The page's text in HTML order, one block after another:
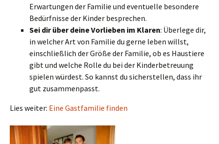
Erwartungen der Familie und eventuelle besondere
Bedürfnisse der Kinder besprechen.
Sei dir über deine Vorlieben im Klaren: Überlege dir,
in welcher Art von Familie du gerne leben willst,
einschließlich der Größe der Familie, ob es Haustiere
gibt und welche Rolle du bei der Kinderbetreuung
spielen würdest. So kannst du sicherstellen, dass ihr
gut zusammenpasst.
Lies weiter: Eine Gastfamilie finden